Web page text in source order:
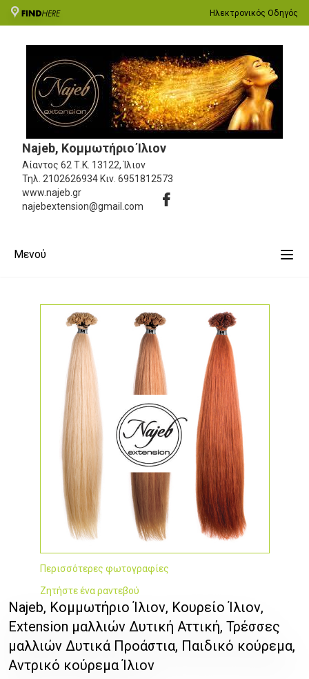
Ηλεκτρονικός Οδηγός
Najeb, Κομμωτήριο Ίλιον
Αίαντος 62 Τ.Κ. 13122, Ίλιον
Τηλ. 2102626934 Κιν. 6951812573
www.najeb.gr
najebextension@gmail.com
Μενού
Περισσότερες φωτογραφίες
Ζητήστε ένα ραντεβού
Najeb, Κομμωτήριο Ίλιον, Κουρείο Ίλιον,
Extension μαλλιών Δυτική Αττική, Τρέσσες
μαλλιών Δυτικά Προάστια, Παιδικό κούρεμα,
Αντρικό κούρεμα Ίλιον